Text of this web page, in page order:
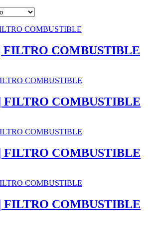
FILTRO COMBUSTIBLE
FILTRO COMBUSTIBLE
FILTRO COMBUSTIBLE
FILTRO COMBUSTIBLE